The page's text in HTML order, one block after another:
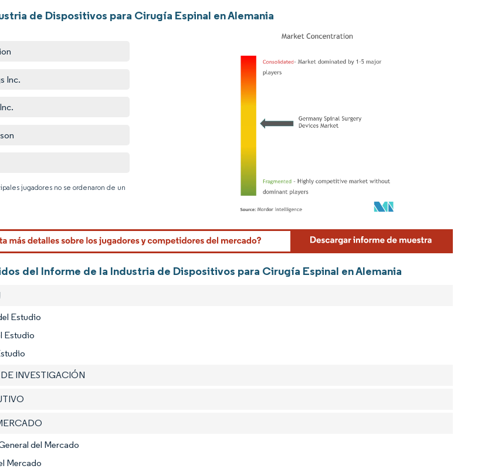
de Dispositivos para Cirugía Espinal en Alemania
Inc.
jugadores no se ordenaron de un
Imagen © Mordor Intelligence. El uso requiere atribución según CC BY 4.0.
del Informe de la Industria de Dispositivos para Cirugía Espinal en Alemania
Estudio
Estudio
INVESTIGACIÓN
del Mercado
Mercado